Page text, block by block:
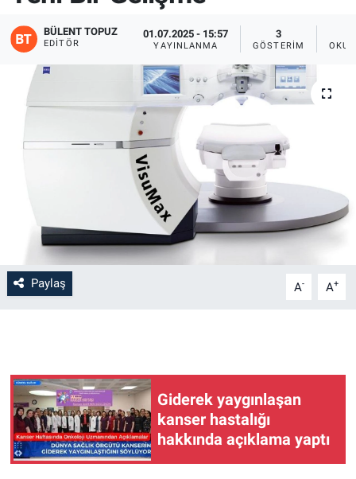
BÜLENT TOPUZ
EDITÖR
01.07.2025 - 15:57
YAYINLANMA
3
GÖSTERIM
Paylaş A- A+
Giderek yaygınlaşan
kanser hastalığı
hakkında açıklama yaptı